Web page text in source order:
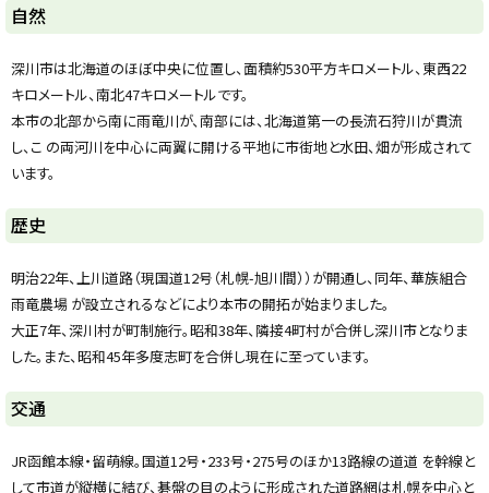
自然
深川市は北海道のほぼ中央に位置し、面積約530平方キロメートル、東西22
キロメートル、南北47キロメートルです。
本市の北部から南に雨竜川が、南部には、北海道第一の長流石狩川が貫流
し、こ の両河川を中心に両翼に開ける平地に市街地と水田、畑が形成されて
います。
ト
ッ
プ
に
戻
る
歴史
明治22年、上川道路（現国道12号（札幌-旭川間））が開通し、同年、華族組合
雨竜農場 が設立されるなどにより本市の開拓が始まりました。
大正7年、深川村が町制施行。昭和38年、隣接4町村が合併し深川市となりま
した。また、昭和45年多度志町を合併し現在に至っています。
ト
ッ
プ
に
交通
JR函館本線・留萌線。国道12号・233号・275号のほか13路線の道道 を幹線と
して市道が縦横に結び、碁盤の目のように形成された道路網は札幌を中心と